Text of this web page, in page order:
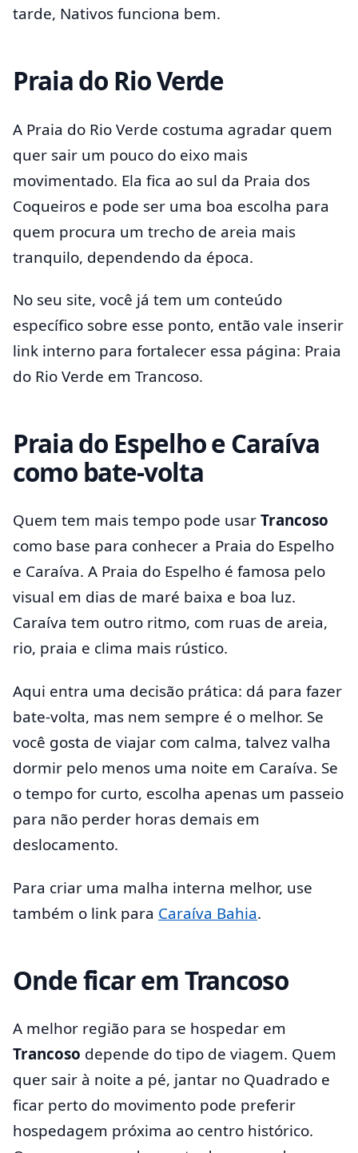
tarde, Nativos funciona bem.
Praia do Rio Verde
A Praia do Rio Verde costuma agradar quem
quer sair um pouco do eixo mais
movimentado. Ela fica ao sul da Praia dos
Coqueiros e pode ser uma boa escolha para
quem procura um trecho de areia mais
tranquilo, dependendo da época.
No seu site, você já tem um conteúdo
específico sobre esse ponto, então vale inserir
link interno para fortalecer essa página: Praia
do Rio Verde em Trancoso.
Praia do Espelho e Caraíva
como bate-volta
Quem tem mais tempo pode usarTrancoso
como base para conhecer a Praia do Espelho
e Caraíva. A Praia do Espelho é famosa pelo
visual em dias de maré baixa e boa luz.
Caraíva tem outro ritmo, com ruas de areia,
rio, praia e clima mais rústico.
Aqui entra uma decisão prática: dá para fazer
bate-volta, mas nem sempre é o melhor. Se
você gosta de viajar com calma, talvez valha
dormir pelo menos uma noite em Caraíva. Se
o tempo for curto, escolha apenas um passeio
para não perder horas demais em
deslocamento.
Para criar uma malha interna melhor, use
também o link para Caraíva Bahia.
Onde ficar em Trancoso
A melhor região para se hospedar em
Trancoso depende do tipo de viagem. Quem
quer sair à noite a pé, jantar no Quadrado e
ficar perto do movimento pode preferir
hospedagem próxima ao centro histórico.